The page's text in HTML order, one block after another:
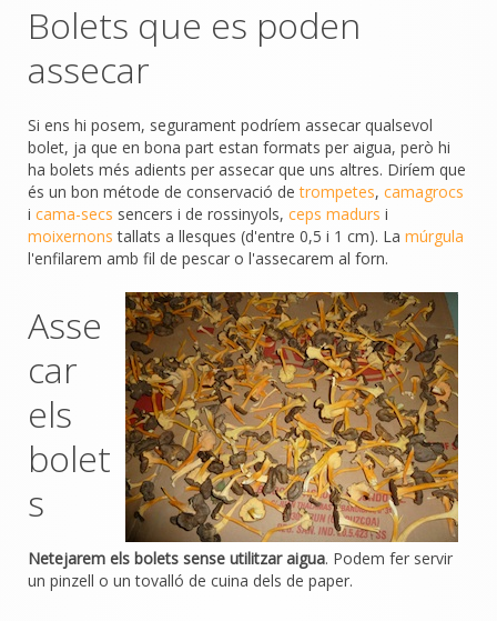
Bolets que es poden
assecar
Si ens hi posem, segurament podríem assecar qualsevol
bolet, ja que en bona part estan formats per aigua, però hi
ha bolets més adients per assecar que uns altres. Diríem que
és un bon métode de conservació detrompetes, camagrocs
i cama-secs sencers i de rossinyols, ceps madurs i
moixernons tallats a llesques (d'entre 0,5 i 1 cm). La múrgula
l'enfilarem amb fil de pescar o l'assecarem al forn.
Asse
car
els
bolet
s
Netejarem els bolets sense utilitzar aigua. Podem fer servir
un pinzell o un tovalló de cuina dels de paper.